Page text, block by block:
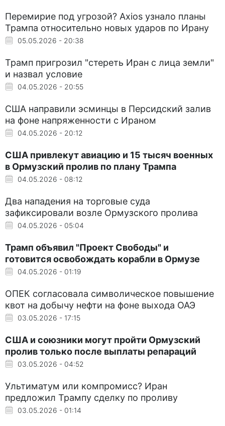
Перемирие под угрозой? Axios узнало планы
Трампа относительно новых ударов по Ирану
05.05.2026 - 20:38
Трамп пригрозил "стереть Иран с лица земли"
и назвал условие
04.05.2026 - 20:55
США направили эсминцы в Персидский залив
на фоне напряженности с Ираном
04.05.2026 - 20:12
США привлекут авиацию и 15 тысяч военных
в Ормузский пролив по плану Трампа
04.05.2026 - 08:12
Два нападения на торговые суда
зафиксировали возле Ормузского пролива
04.05.2026 - 05:04
Трамп объявил "Проект Свободы" и
готовится освобождать корабли в Ормузе
04.05.2026 - 01:19
ОПЕК согласовала символическое повышение
квот на добычу нефти на фоне выхода ОАЭ
03.05.2026 - 17:15
США и союзники могут пройти Ормузский
пролив только после выплаты репараций
03.05.2026 - 04:52
Ультиматум или компромисс? Иран
предложил Трампу сделку по проливу
03.05.2026 - 01:14